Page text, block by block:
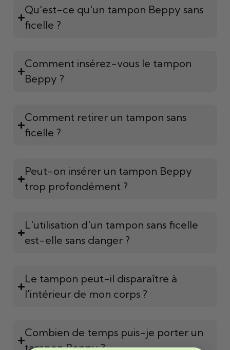
Qu'est-ce qu'un tampon Beppy sans
ficelle ?
Comment insérez-vous le tampon
Beppy ?
Comment retirer un tampon sans
ficelle ?
Peut-on insérer un tampon Beppy
trop profondément ?
L'utilisation d'un tampon sans ficelle
est-elle sans danger ?
Le tampon peut-il disparaître à
l'intérieur de mon corps ?
Combien de temps puis-je porter un